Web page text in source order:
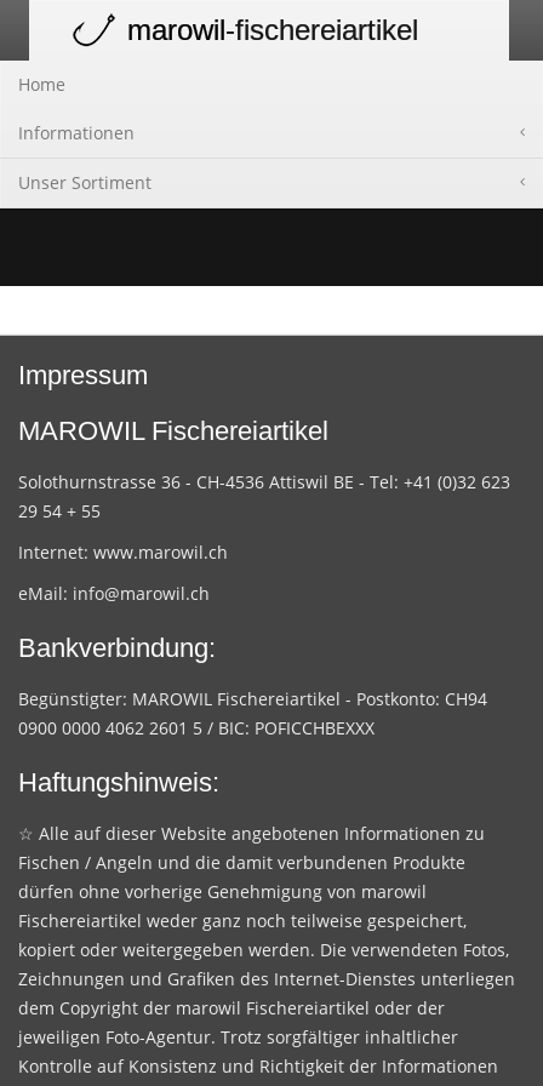
navigation
marowil-fischereiartikel
Home
Informationen
Unser Sortiment
Impressum
MAROWIL Fischereiartikel
Solothurnstrasse 36 - CH-4536 Attiswil BE - Tel: +41 (0)32 623
29 54 + 55
Internet: www.marowil.ch
eMail: info@marowil.ch
Bankverbindung:
Begünstigter: MAROWIL Fischereiartikel - Postkonto: CH94
0900 0000 4062 2601 5 / BIC: POFICCHBEXXX
Haftungshinweis:
☆ Alle auf dieser Website angebotenen Informationen zu
Fischen / Angeln und die damit verbundenen Produkte
dürfen ohne vorherige Genehmigung von marowil
Fischereiartikel weder ganz noch teilweise gespeichert,
kopiert oder weitergegeben werden. Die verwendeten Fotos,
Zeichnungen und Grafiken des Internet-Dienstes unterliegen
dem Copyright der marowil Fischereiartikel oder der
jeweiligen Foto-Agentur. Trotz sorgfältiger inhaltlicher
Kontrolle auf Konsistenz und Richtigkeit der Informationen